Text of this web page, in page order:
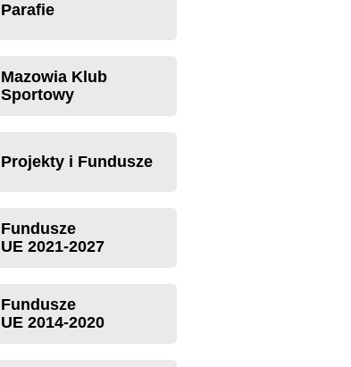
Parafie
Mazowia Klub
Sportowy
Projekty i Fundusze
Fundusze
UE 2021-2027
Fundusze
UE 2014-2020